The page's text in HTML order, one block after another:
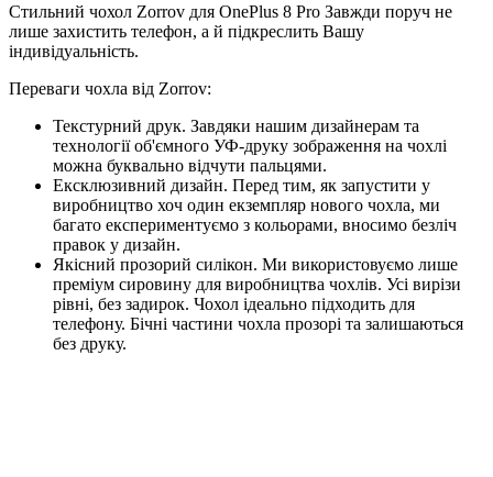
Стильний чохол Zorrov для OnePlus 8 Pro Завжди поруч не
лише захистить телефон, а й підкреслить Вашу
індивідуальність.
Переваги чохла від Zorrov:
Текстурний друк. Завдяки нашим дизайнерам та
технології об'ємного УФ-друку зображення на чохлі
можна буквально відчути пальцями.
Ексклюзивний дизайн. Перед тим, як запустити у
виробництво хоч один екземпляр нового чохла, ми
багато експериментуємо з кольорами, вносимо безліч
правок у дизайн.
Якісний прозорий силікон. Ми використовуємо лише
преміум сировину для виробництва чохлів. Усі вирізи
рівні, без задирок. Чохол ідеально підходить для
телефону. Бічні частини чохла прозорі та залишаються
без друку.